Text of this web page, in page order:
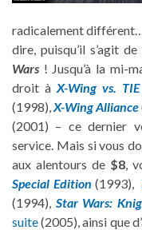
radicalement
dire, puisqu’il s’agit
Wars ! Jusqu’à la mi-
droit à X-Wing vs.
(1998),X-Wing Alliance
(2001) – ce dernier
service. Mais si vous
aux alentours de $8,
Special Edition (1993),
(1994), Star Wars:
suite(2005), ainsi que